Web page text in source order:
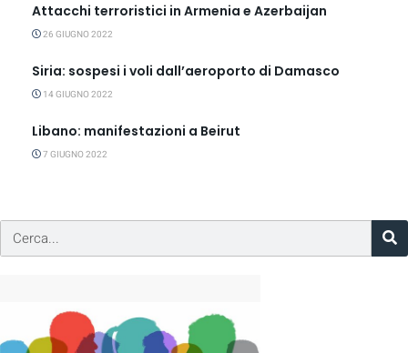
Attacchi terroristici in Armenia e Azerbaijan
26 GIUGNO 2022
Siria: sospesi i voli dall’aeroporto di Damasco
14 GIUGNO 2022
Libano: manifestazioni a Beirut
7 GIUGNO 2022